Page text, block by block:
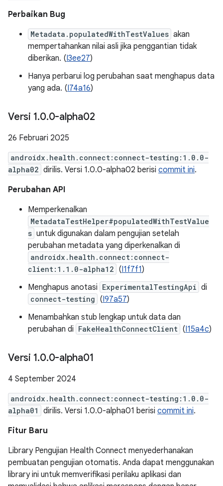
Perbaikan Bug
Metadata.populatedWithTestValues akan
mempertahankan nilai asli jika penggantian tidak
diberikan. (I3ee27)
Hanya perbarui log perubahan saat menghapus data
yang ada. (I74a16)
Versi 1.0.0-alpha02
26 Februari 2025
androidx.health.connect:connect-testing:1.0.0-
alpha02 dirilis. Versi 1.0.0-alpha02 berisi commit ini.
Perubahan API
Memperkenalkan
MetadataTestHelper#populatedWithTestValue
s untuk digunakan dalam pengujian setelah
perubahan metadata yang diperkenalkan di
androidx.health.connect:connect-
client:1.1.0-alpha12 (I1f7f1)
Menghapus anotasi ExperimentalTestingApi di
connect-testing (I97a57)
Menambahkan stub lengkap untuk data dan
perubahan di FakeHealthConnectClient (I15a4c)
Versi 1.0.0-alpha01
4 September 2024
androidx.health.connect:connect-testing:1.0.0-
alpha01
dirilis. Versi 1.0.0-alpha01 berisi commit ini.
Fitur Baru
Library Pengujian Health Connect menyederhanakan
pembuatan pengujian otomatis. Anda dapat menggunakan
library ini untuk memverifikasi perilaku aplikasi dan